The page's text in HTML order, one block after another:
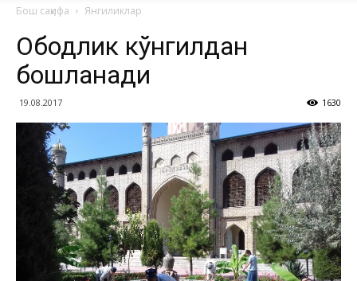
ВИЛОЯТ
Бош саҳифа Янгиликлар
Ободлик кўнгилдан
бошланади
19.08.2017 1630